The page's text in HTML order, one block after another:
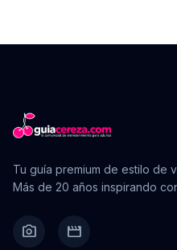
Tu guía premium de estilo de
Más de 20 años inspirando
camera_alt movie